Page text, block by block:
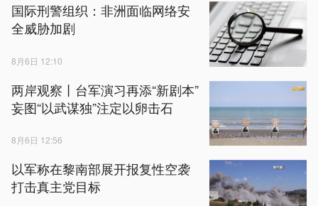
国际刑警组织：非洲面临网络安
全威胁加剧
8月6日 12:10
两岸观察丨台军演习再添“新剧本”
妄图“以武谋独”注定以卵击石
8月6日 12:56
以军称在黎南部展开报复性空袭
打击真主党目标